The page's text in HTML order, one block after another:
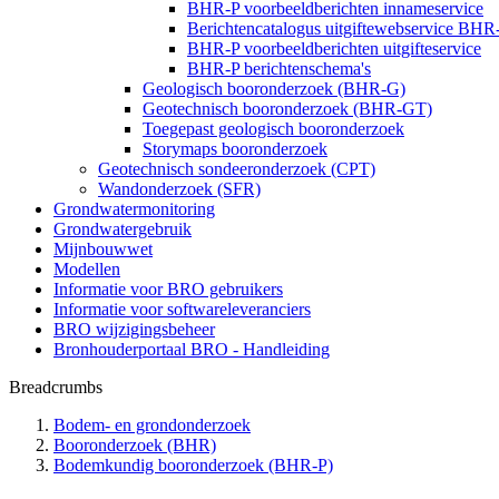
BHR-P voorbeeldberichten innameservice
Berichtencatalogus uitgiftewebservice
BHR-P voorbeeldberichten uitgifteservice
BHR-P berichtenschema's
Geologisch booronderzoek (BHR-G)
Geotechnisch booronderzoek (BHR-GT)
Toegepast geologisch booronderzoek
Storymaps booronderzoek
Geotechnisch sondeeronderzoek (CPT)
Wandonderzoek (SFR)
Grondwatermonitoring
Grondwatergebruik
Mijnbouwwet
Modellen
Informatie voor BRO gebruikers
Informatie voor softwareleveranciers
BRO wijzigingsbeheer
Bronhouderportaal BRO - Handleiding
Breadcrumbs
Bodem- en grondonderzoek
Booronderzoek (BHR)
Bodemkundig booronderzoek (BHR-P)